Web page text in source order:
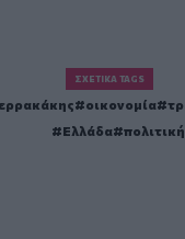
ΣΧΕΤΙΚΆ TAGS
οικονομία
Ελλάδα
πολιτική